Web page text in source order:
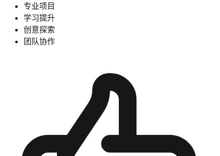
专业项目
学习提升
创意探索
团队协作